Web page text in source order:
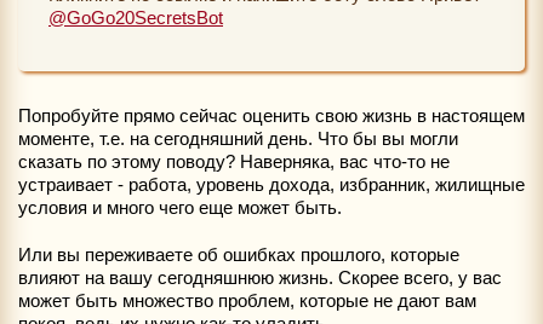
@GoGo20SecretsBot
Попробуйте прямо сейчас оценить свою жизнь в настоящем
моменте, т.е. на сегодняшний день. Что бы вы могли
сказать по этому поводу? Наверняка, вас что-то не
устраивает - работа, уровень дохода, избранник, жилищные
условия и много чего еще может быть.
Или вы переживаете об ошибках прошлого, которые
влияют на вашу сегодняшнюю жизнь. Скорее всего, у вас
может быть множество проблем, которые не дают вам